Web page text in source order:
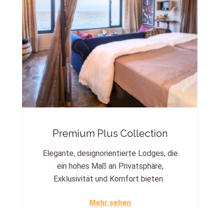
Premium Plus Collection
Elegante, designorientierte Lodges, die
ein hohes Maß an Privatsphäre,
Exklusivität und Komfort bieten.
Mehr sehen